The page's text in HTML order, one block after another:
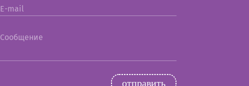
E-mail
Сообщение
oтправить